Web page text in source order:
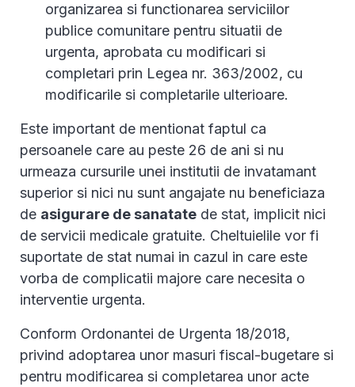
organizarea si functionarea serviciilor
publice comunitare pentru situatii de
urgenta, aprobata cu modificari si
completari prin Legea nr. 363/2002, cu
modificarile si completarile ulterioare.
Este important de mentionat faptul ca
persoanele care au peste 26 de ani si nu
urmeaza cursurile unei institutii de invatamant
superior si nici nu sunt angajate nu beneficiaza
de asigurare de sanatate de stat, implicit nici
de servicii medicale gratuite. Cheltuielile vor fi
suportate de stat numai in cazul in care este
vorba de complicatii majore care necesita o
interventie urgenta.
Conform Ordonantei de Urgenta 18/2018,
privind adoptarea unor masuri fiscal-bugetare si
pentru modificarea si completarea unor acte